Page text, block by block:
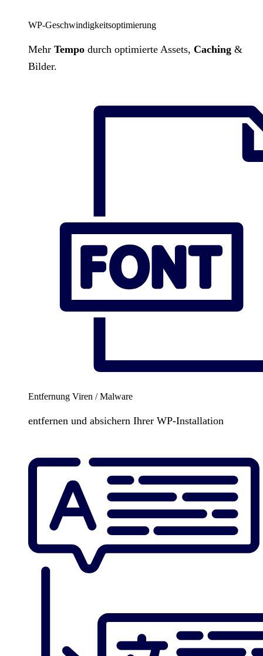
WP-Geschwindigkeitsoptimierung
Mehr Tempo durch optimierte Assets, Caching &
Bilder.
Entfernung Viren / Malware
entfernen und absichern Ihrer WP-Installation